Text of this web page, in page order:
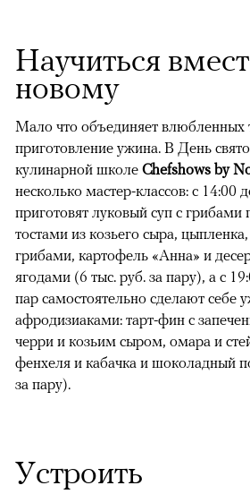
Научиться
новому
Мало что объединяет влюбленных
приготовление ужина. В День
кулинарной школе Chefshows by
несколько мастер-классов: с 14:00
приготовят луковый суп с грибами
тостами из козьего сыра,
грибами, картофель «Анна» и
ягодами (6 тыс. руб. за пару), а с
пар самостоятельно сделают себе
афродизиаками: тарт-фин с
черри и козьим сыром, омара и
фенхеля и кабачка и шоколадный
за пару).
Устроить